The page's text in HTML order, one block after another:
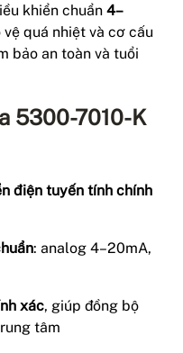
khiển chuẩn 4–
quá nhiệt và cơ cấu
bảo an toàn và tuổi
5300-7010-K
điện tuyến tính chính
: analog 4–20mA,
xác, giúp đồng bộ
tâm